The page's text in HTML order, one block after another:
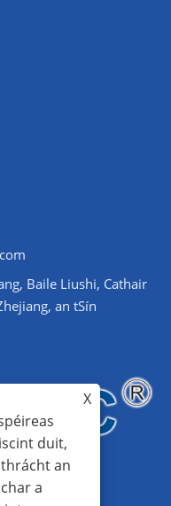
Baile Liushi, Cathair
an tSín
X
duit,
an
a